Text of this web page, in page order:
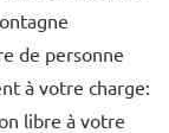
de personne
à votre charge:
libre à votre